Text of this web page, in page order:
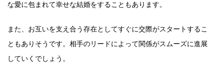
な愛に包まれて幸せな結婚をすることもあります。
また、お互いを支え合う存在としてすぐに交際がスタートするこ
ともありそうです。相手のリードによって関係がスムーズに進展
していくでしょう。